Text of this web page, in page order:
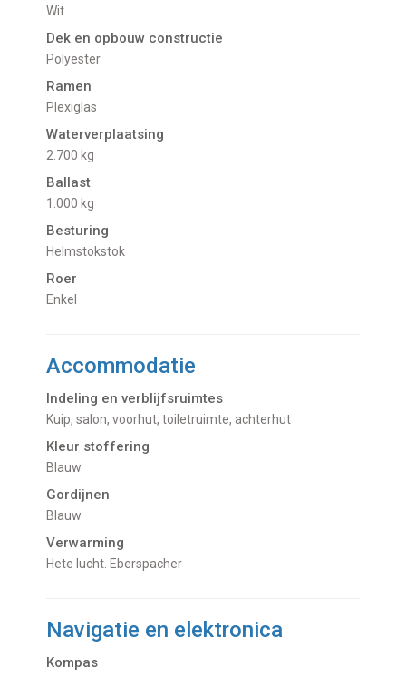
Wit
Dek en opbouw constructie
Polyester
Ramen
Plexiglas
Waterverplaatsing
2.700 kg
Ballast
1.000 kg
Besturing
Helmstokstok
Roer
Enkel
Accommodatie
Indeling en verblijfsruimtes
Kuip, salon, voorhut, toiletruimte, achterhut
Kleur stoffering
Blauw
Gordijnen
Blauw
Verwarming
hete lucht. Eberspacher
Navigatie en elektronica
Kompas